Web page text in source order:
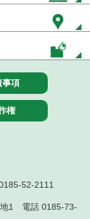
事項
権
52-2111
地1 電話 0185-73-